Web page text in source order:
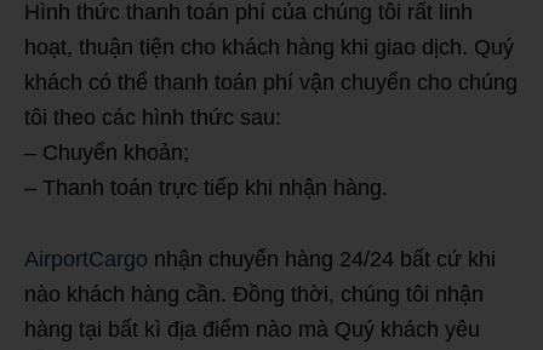
Hình thức thanh toán phí của chúng tôi rất linh
hoạt, thuận tiện cho khách hàng khi giao dịch. Quý
khách có thể thanh toán phí vận chuyển cho chúng
tôi theo các hình thức sau:
– Chuyển khoản;
– Thanh toán trực tiếp khi nhận hàng.
AirportCargo nhận chuyển hàng 24/24 bất cứ khi
nào khách hàng cần. Đồng thời, chúng tôi nhận
hàng tại bất kì địa điểm nào mà Quý khách yêu